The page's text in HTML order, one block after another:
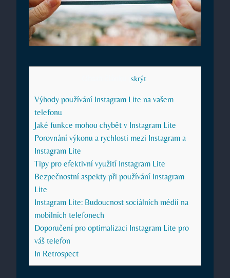
skrýt]
Výhody používání Instagram Lite na vašem
telefonu
Jaké funkce mohou chybět v Instagram Lite
Porovnání výkonu a rychlosti mezi Instagram a
Instagram Lite
Tipy pro efektivní využití Instagram Lite
Bezpečnostní aspekty při používání Instagram
Lite
Instagram Lite: Budoucnost sociálních médií na
mobilních telefonech
Doporučení pro optimalizaci Instagram Lite pro
váš telefon
In Retrospect